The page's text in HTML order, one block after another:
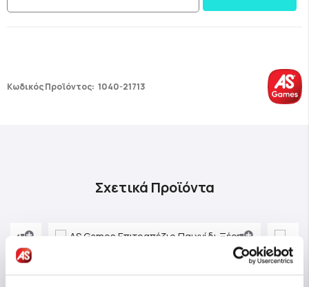
Κωδικός Προϊόντος: 1040-21713
Σχετικά Προϊόντα